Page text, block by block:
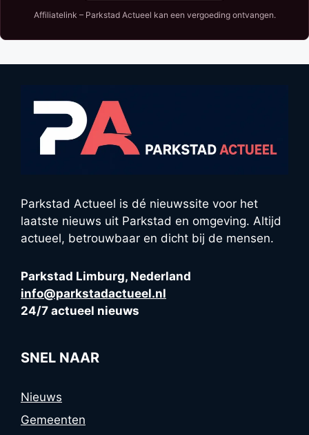
Affiliatelink – Parkstad Actueel kan een vergoeding ontvangen.
Parkstad Actueel is dé nieuwssite voor het
laatste nieuws uit Parkstad en omgeving. Altijd
actueel, betrouwbaar en dicht bij de mensen.
Parkstad Limburg, Nederland
info@parkstadactueel.nl
24/7 actueel nieuws
SNEL NAAR
Nieuws
Gemeenten